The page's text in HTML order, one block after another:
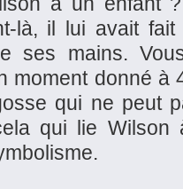
là, il lui avait
ses mains.
moment donné à
qui ne peut
qui lie